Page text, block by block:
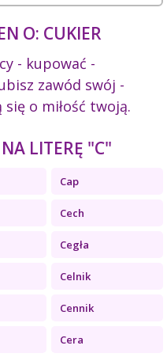
O: CUKIER
- kupować -
zawód swój -
o miłość twoją.
LITERĘ "C"
Cap
Cech
Cegła
Celnik
Cennik
Cera